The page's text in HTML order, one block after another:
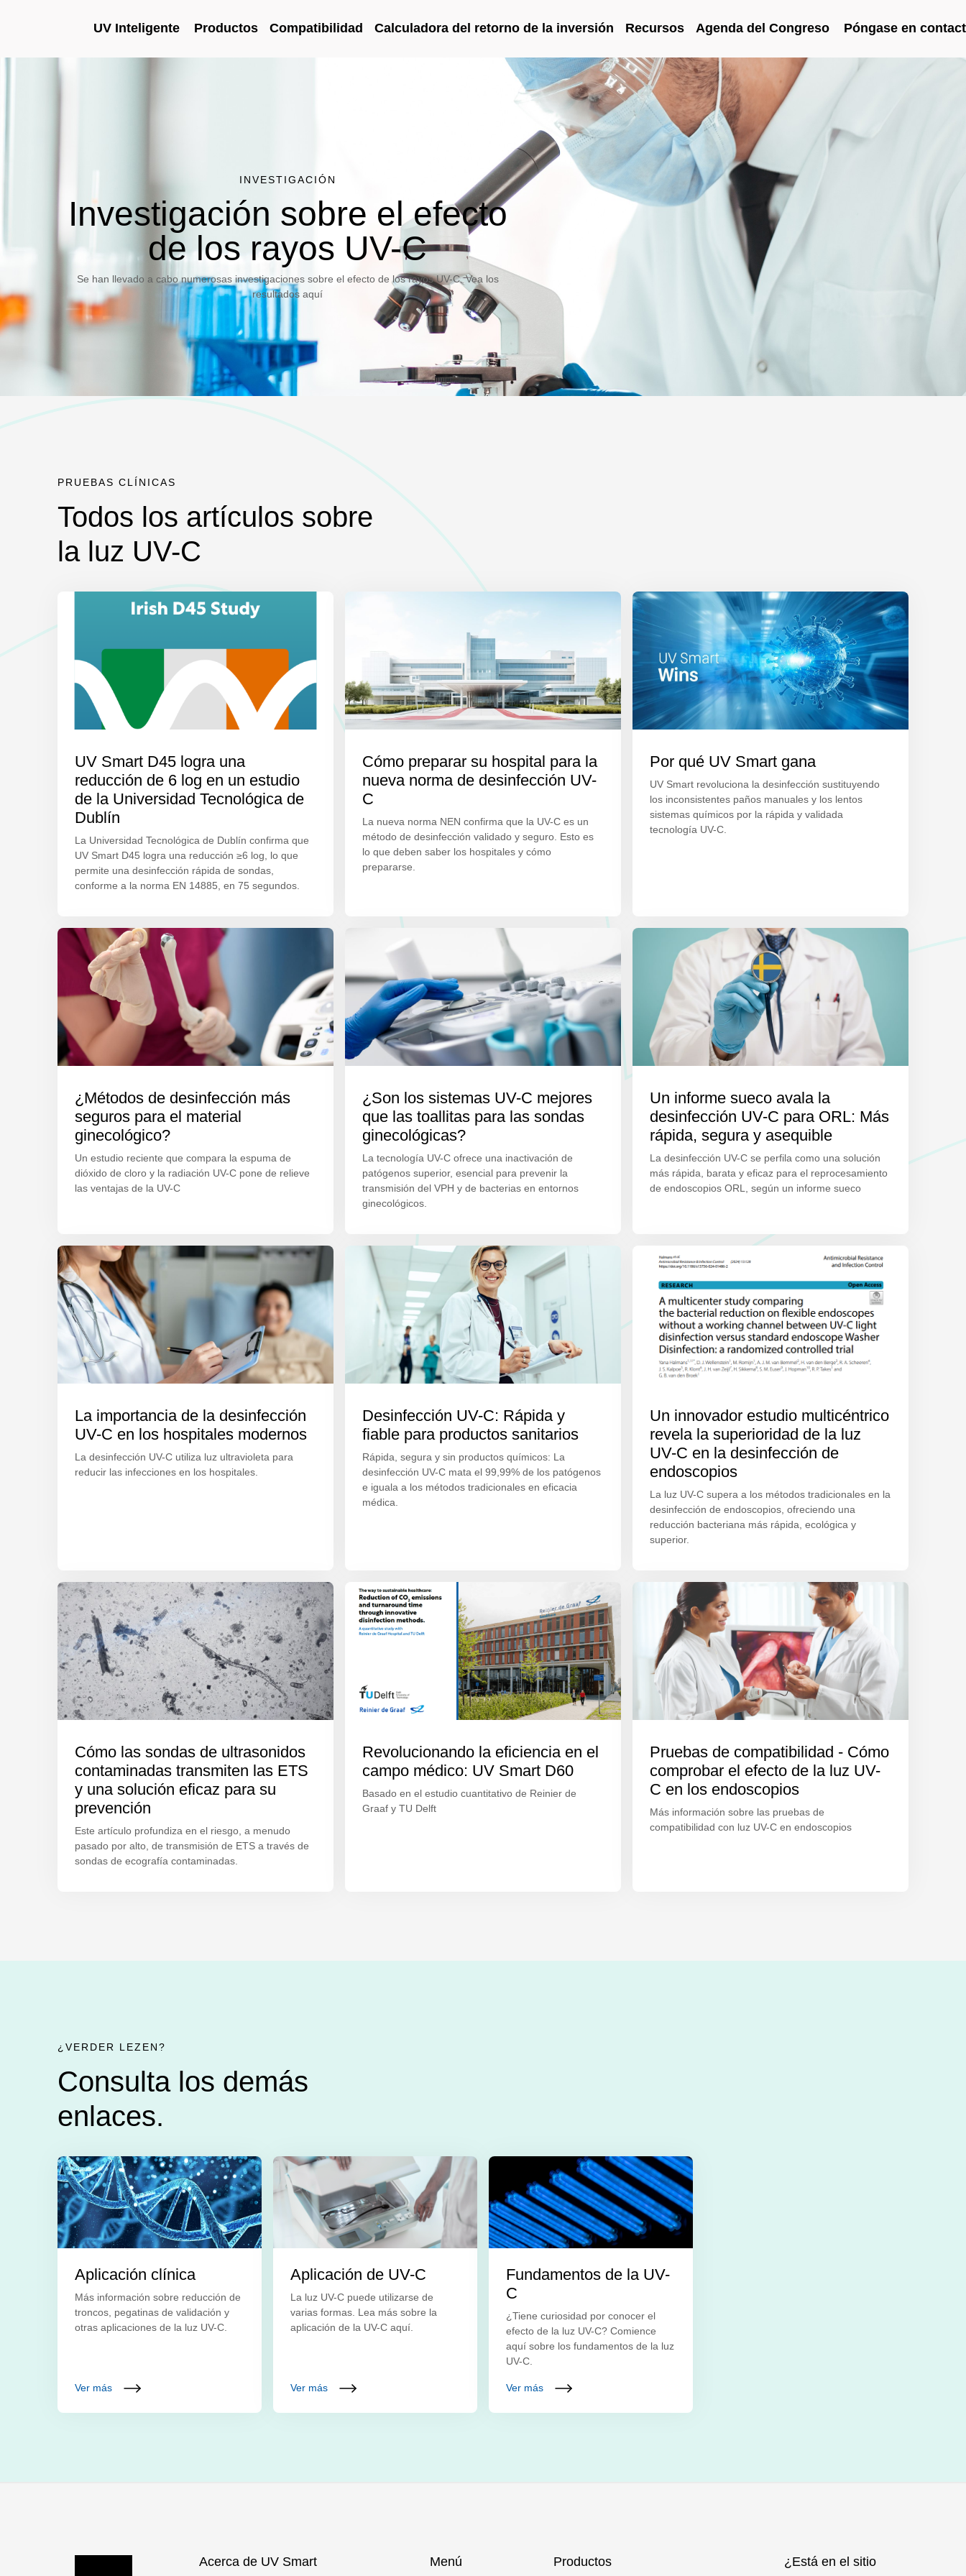
UV Inteligente Productos Compatibilidad Calculadora del retorno de la inversión Recursos Agenda del Congreso Póngase en
INVESTIGACIÓN
Investigación sobre el efecto
de los rayos UV-C
Se han llevado a cabo numerosas investigaciones sobre el efecto de los rayos UV-C. Vea los
resultados aquí
PRUEBAS CLÍNICAS
Todos los artículos sobre
la luz UV-C
UV Smart D45 logra una
reducción de 6 log en un estudio
de la Universidad Tecnológica de
Dublín
La Universidad Tecnológica de Dublín confirma que
UV Smart D45 logra una reducción ≥6 log, lo que
permite una desinfección rápida de sondas,
conforme a la norma EN 14885, en 75 segundos.
Cómo preparar su hospital para la
nueva norma de desinfección UV-
C
La nueva norma NEN confirma que la UV-C es un
método de desinfección validado y seguro. Esto es
lo que deben saber los hospitales y cómo
prepararse.
Por qué UV Smart gana
UV Smart revoluciona la desinfección sustituyendo
los inconsistentes paños manuales y los lentos
sistemas químicos por la rápida y validada
tecnología UV-C.
¿Métodos de desinfección más
seguros para el material
ginecológico?
Un estudio reciente que compara la espuma de
dióxido de cloro y la radiación UV-C pone de relieve
las ventajas de la UV-C
¿Son los sistemas UV-C mejores
que las toallitas para las sondas
ginecológicas?
La tecnología UV-C ofrece una inactivación de
patógenos superior, esencial para prevenir la
transmisión del VPH y de bacterias en entornos
ginecológicos.
Un informe sueco avala la
desinfección UV-C para ORL: Más
rápida, segura y asequible
La desinfección UV-C se perfila como una solución
más rápida, barata y eficaz para el reprocesamiento
de endoscopios ORL, según un informe sueco
La importancia de la desinfección
UV-C en los hospitales modernos
La desinfección UV-C utiliza luz ultravioleta para
reducir las infecciones en los hospitales.
Desinfección UV-C: Rápida y
fiable para productos sanitarios
Rápida, segura y sin productos químicos: La
desinfección UV-C mata el 99,99% de los patógenos
e iguala a los métodos tradicionales en eficacia
médica.
Un innovador estudio multicéntrico
revela la superioridad de la luz
UV-C en la desinfección de
endoscopios
La luz UV-C supera a los métodos tradicionales en la
desinfección de endoscopios, ofreciendo una
reducción bacteriana más rápida, ecológica y
superior.
Cómo las sondas de ultrasonidos
contaminadas transmiten las ETS
y una solución eficaz para su
prevención
Este artículo profundiza en el riesgo, a menudo
pasado por alto, de transmisión de ETS a través de
sondas de ecografía contaminadas.
Revolucionando la eficiencia en el
campo médico: UV Smart D60
Basado en el estudio cuantitativo de Reinier de
Graaf y TU Delft
Pruebas de compatibilidad - Cómo
comprobar el efecto de la luz UV-
C en los endoscopios
Más información sobre las pruebas de
compatibilidad con luz UV-C en endoscopios
¿VERDER LEZEN?
Consulta los demás
enlaces.
Aplicación clínica
Más información sobre reducción de
troncos, pegatinas de validación y
otras aplicaciones de la luz UV-C.
Ver más
Aplicación de UV-C
La luz UV-C puede utilizarse de
varias formas. Lea más sobre la
aplicación de la UV-C aquí.
Ver más
Fundamentos de la UV-
C
¿Tiene curiosidad por conocer el
efecto de la luz UV-C? Comience
aquí sobre los fundamentos de la luz
UV-C.
Ver más
Acerca de UV Smart Menú Productos
¿Está en el sitio